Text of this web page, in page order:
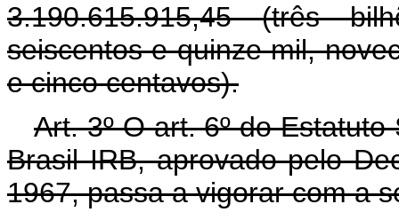
3.190.615.915,45 (três
seiscentos e quinze mil,
e cinco centavos).
Art. 3º O art. 6º do
Brasil IRB, aprovado pelo
1967, passa a vigorar com a